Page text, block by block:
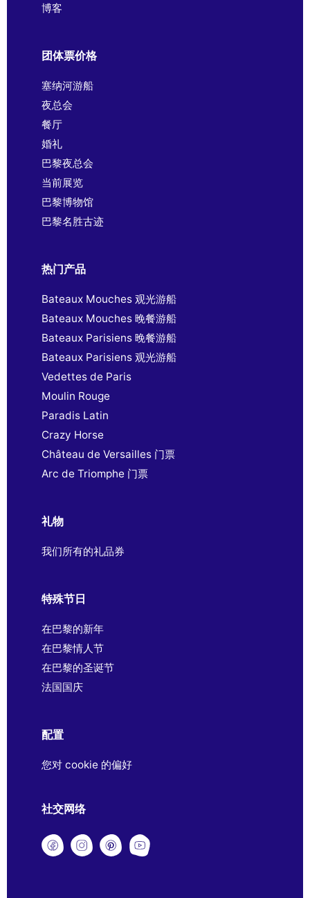
博客
团体票价格
塞纳河游船
夜总会
餐厅
婚礼
巴黎夜总会
当前展览
巴黎博物馆
巴黎名胜古迹
热门产品
Bateaux Mouches 观光游船
Bateaux Mouches 晚餐游船
Bateaux Parisiens 晚餐游船
Bateaux Parisiens 观光游船
Vedettes de Paris
Moulin Rouge
Paradis Latin
Crazy Horse
Château de Versailles 门票
Arc de Triomphe 门票
礼物
我们所有的礼品券
特殊节日
在巴黎的新年
在巴黎情人节
在巴黎的圣诞节
法国国庆
配置
您对 cookie 的偏好
社交网络